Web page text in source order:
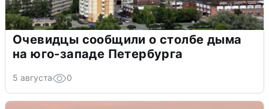
Очевидцы сообщили о столбе дыма
на юго-западе Петербурга
5 августа 0